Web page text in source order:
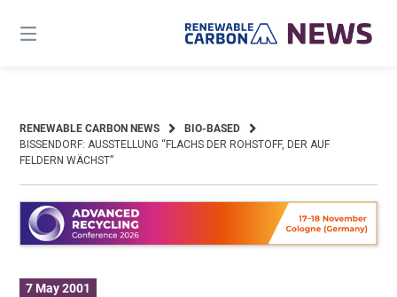
content
RENEWABLE CARBON NEWS
BIO-BASED
BISSENDORF: AUSSTELLUNG “FLACHS DER ROHSTOFF, DER AUF
FELDERN WÄCHST”
7 May 2001